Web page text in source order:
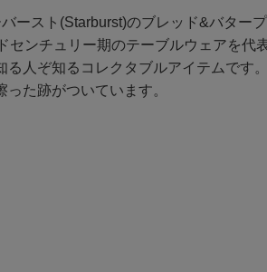
ースト(Starburst)のブレッド&バタープ
ンチュリー期のテーブルウェアを代
人ぞ知るコレクタブルアイテムです。
た跡がついています。